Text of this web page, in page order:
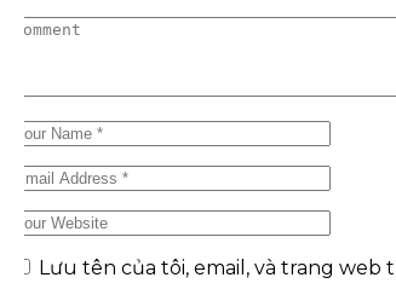
Lưu tên của tôi, email, và trang